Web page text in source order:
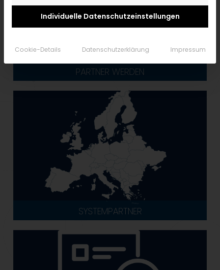
PARTNER WERDEN
SYSTEMPARTNER
Individuelle Datenschutzeinstellungen
Cookie-Details Datenschutzerklärung Impressum